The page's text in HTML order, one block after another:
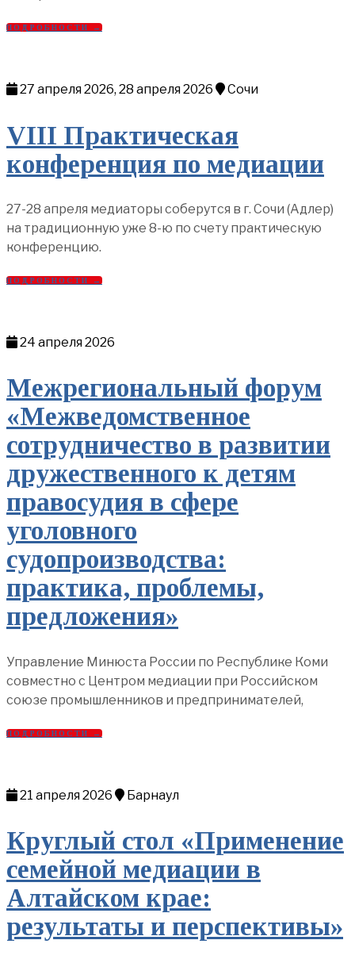
ПОДРОБНОСТИ →
27 апреля 2026, 28 апреля 2026 Сочи
VIII Практическая
конференция по медиации
27-28 апреля медиаторы соберутся в г. Сочи (Адлер)
на традиционную уже 8-ю по счету практическую
конференцию.
ПОДРОБНОСТИ →
24 апреля 2026
Межрегиональный форум
«Межведомственное
сотрудничество в развитии
дружественного к детям
правосудия в сфере
уголовного
судопроизводства:
практика, проблемы,
предложения»
Управление Минюста России по Республике Коми
совместно с Центром медиации при Российском
союзе промышленников и предпринимателей,
ПОДРОБНОСТИ →
21 апреля 2026 Барнаул
Круглый стол «Применение
семейной медиации в
Алтайском крае:
результаты и перспективы»